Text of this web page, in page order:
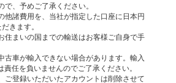
、予めご了承ください。
他諸費用を、当社が指定した口座に日本円
きます。
住まいの国までの輸送はお客様ご自身で手
古車が輸入できない場合があります。輸入
任を負いませんのでご了承ください。
ご登録いただいたアカウントは削除させて